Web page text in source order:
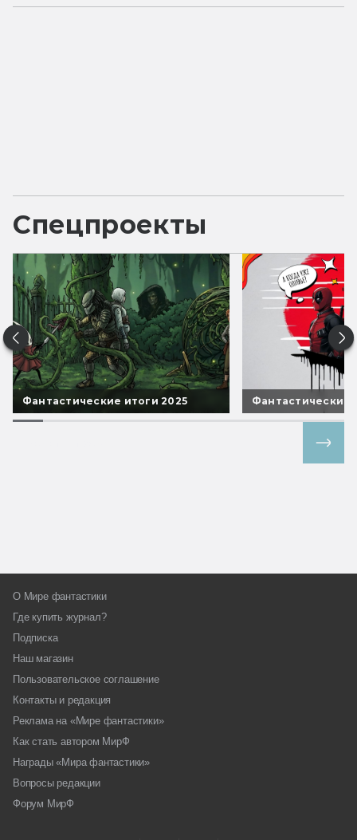
Спецпроекты
Фантастические итоги 2025 Фантастические
О Мире фантастики
Где купить журнал?
Подписка
Наш магазин
Пользовательское соглашение
Контакты и редакция
Реклама на «Мире фантастики»
Как стать автором МирФ
Награды «Мира фантастики»
Вопросы редакции
Форум МирФ